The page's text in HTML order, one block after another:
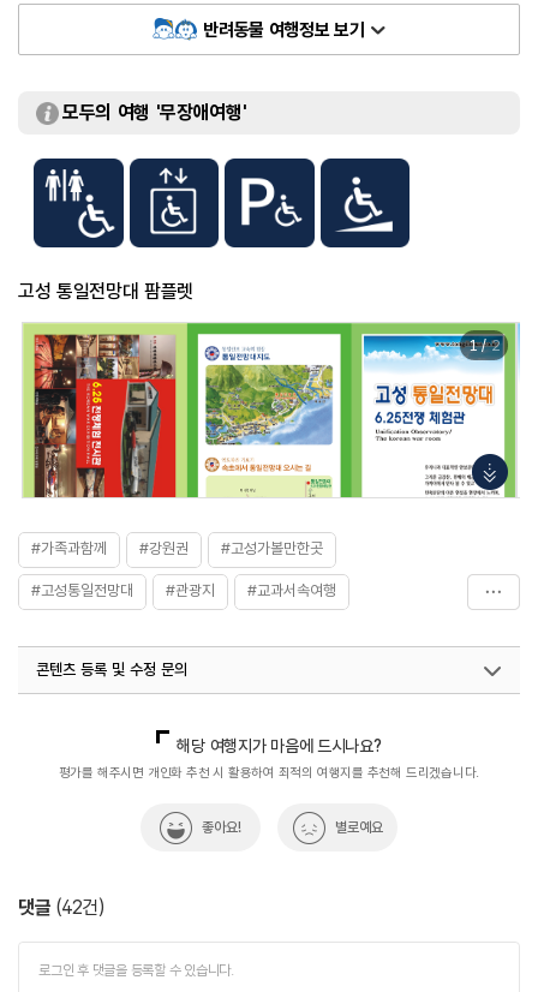
화장실
있음
[개인]
- 어른 3,000원
- 초등학생~고등학생 1,500원
[단체]
- 경로 (65세이상) 1,000원
- 초등학생~고등학생 1,200원
반려동물 여행정보 보기
모두의 여행 '무장애여행'
고성 통일전망대 팜플렛
1/2
#가족과함께 #강원권 #고성가볼만한곳
#고성통일전망대 #관광지 #교과서속여행
#역사공부 #역사속으로
콘텐츠 등록 및 수정 문의
열린관광콘텐츠팀(열린관광-모두의여행)
033-738-3425
해당 여행지가 마음에 드시나요?
평가를 해주시면 개인화 추천 시 활용하여 최적의 여행지를 추천해 드리겠습니다.
좋아요! 별로예요
댓글 (42건)